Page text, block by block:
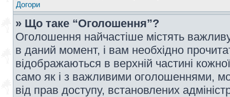
Догори
» Що таке “Оголошення”?
Оголошення найчастіше містять
в даний момент, і вам необхідно
відображаються в верхній частині
само як і з важливими оголошеннями,
від прав доступу, встановлених